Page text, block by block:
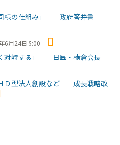
様の仕組み」 政府答弁書
6月24日 5:00
対峙する」 日医・横倉会長
ＨＤ型法人創設など 成長戦略改